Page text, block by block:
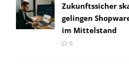
Zukunftssicher
gelingen
im Mittelstand
0